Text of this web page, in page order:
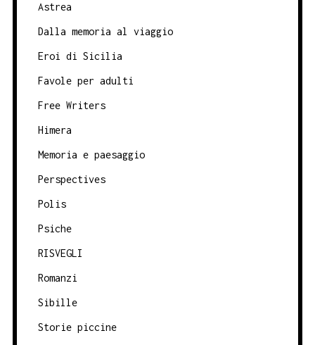
Astrea
Dalla memoria al viaggio
Eroi di Sicilia
Favole per adulti
Free Writers
Himera
Memoria e paesaggio
Perspectives
Polis
Psiche
RISVEGLI
Romanzi
Sibille
Storie piccine